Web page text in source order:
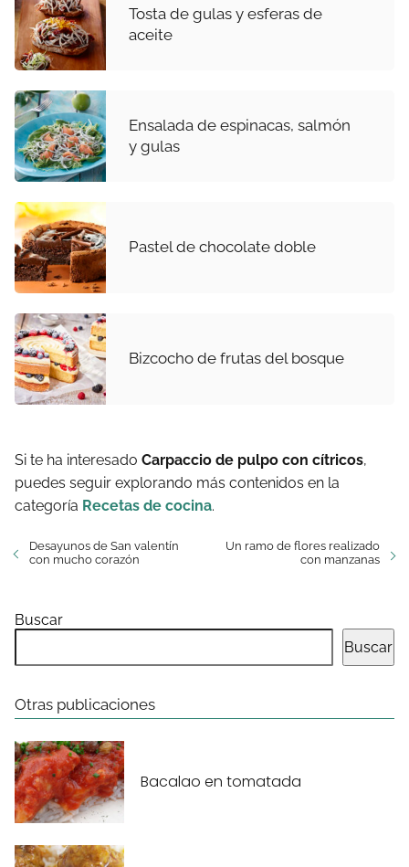
Tosta de gulas y esferas de
aceite
Ensalada de espinacas, salmón
y gulas
Pastel de chocolate doble
Bizcocho de frutas del bosque
Si te ha interesado Carpaccio de pulpo con cítricos,
puedes seguir explorando más contenidos en la
categoría Recetas de cocina.
Desayunos de San valentín
con mucho corazón
Un ramo de flores realizado
con manzanas
Buscar
Buscar
Otras publicaciones
Bacalao en tomatada